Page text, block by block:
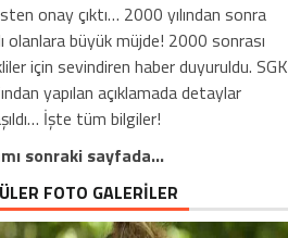
onay çıktı… 2000 yılından sonra
olanlara büyük müjde! 2000 sonrası
için sevindiren haber duyuruldu. SGK
yapılan açıklamada detaylar
İşte tüm bilgiler!
sonraki sayfada…
FOTO GALERİLER